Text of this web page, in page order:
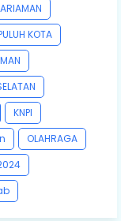
KOTA
KNPI
OLAHRAGA